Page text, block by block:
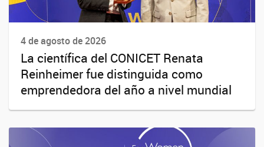
4 de agosto de 2026
La científica del CONICET Renata
Reinheimer fue distinguida como
emprendedora del año a nivel mundial